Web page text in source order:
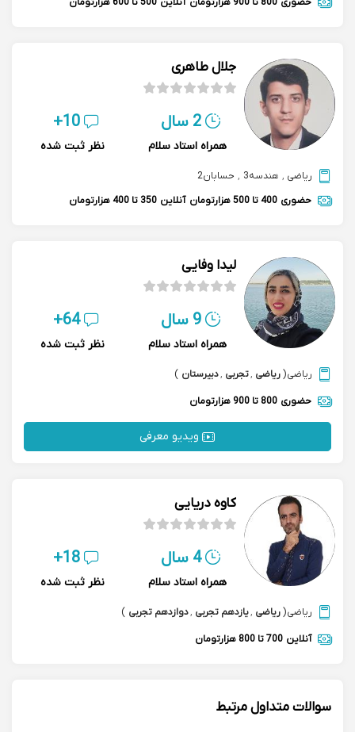
جلال طاهری
2 سال
همراه استاد سلام
10+
نظر ثبت شده
ریاضی , هندسه3 , حسابان2
حضوری 400 تا 500 هزارتومان آنلاین 350 تا 400 هزارتومان
لیدا وفایی
9 سال
همراه استاد سلام
64+
نظر ثبت شده
ریاضی(ریاضی ,تجربی ,دبیرستان )
حضوری 800 تا 900 هزارتومان
ویدیو معرفی
کاوه دریایی
4 سال
همراه استاد سلام
18+
نظر ثبت شده
ریاضی(ریاضی ,یازدهم تجربی ,دوازدهم تجربی )
آنلاین 700 تا 800 هزارتومان
سوالات متداول مرتبط